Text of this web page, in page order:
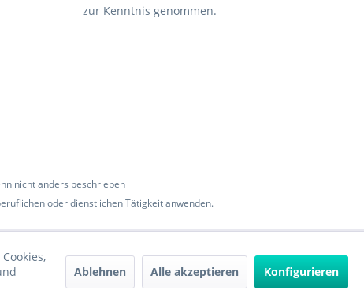
zur Kenntnis genommen.
nicht anders beschrieben
oder dienstlichen Tätigkeit anwenden.
Ablehnen Alle akzeptieren Konfigurieren